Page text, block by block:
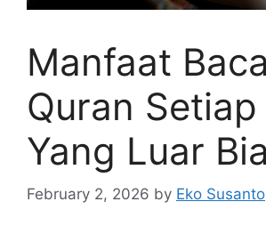
Manfaat
Quran
Yang Luar
February 2, 2026 by Eko Susanto